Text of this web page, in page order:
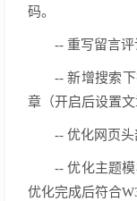
码。
-- 重写留言评
-- 新增搜索
章（开启后设置文
-- 优化网页头
-- 优化主题模
优化完成后符合